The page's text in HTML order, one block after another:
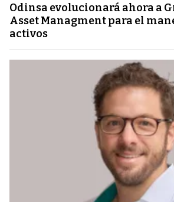
Odinsa evolucionará ahora a
Asset Managment para el
activos